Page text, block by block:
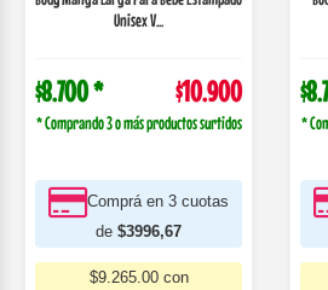
de
$3996,67
COMPRAR VER MÁS